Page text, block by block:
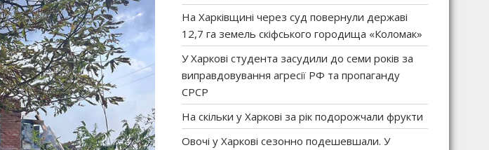
На Харківщині через суд повернули державі
12,7 га земель скіфського городища «Коломак»
У Харкові студента засудили до семи років за
виправдовування агресії РФ та пропаганду
СРСР
На скільки у Харкові за рік подорожчали фрукти
Овочі у Харкові сезонно подешевшали. У